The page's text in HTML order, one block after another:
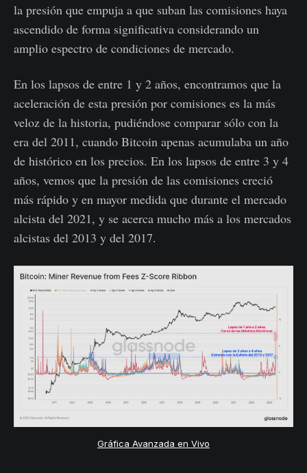
la presión que empuja a que suban las comisiones haya
ascendido de forma significativa considerando un
amplio espectro de condiciones de mercado.
En los lapsos de entre 1 y 2 años, encontramos que la
aceleración de esta presión por comisiones es la más
veloz de la historia, pudiéndose comparar sólo con la
era del 2011, cuando Bitcoin apenas acumulaba un año
de histórico en los precios. En los lapsos de entre 3 y 4
años, vemos que la presión de las comisiones creció
más rápido y en mayor medida que durante el mercado
alcista del 2021, y se acerca mucho más a los mercados
alcistas del 2013 y del 2017.
Gráfica Avanzada en Vivo